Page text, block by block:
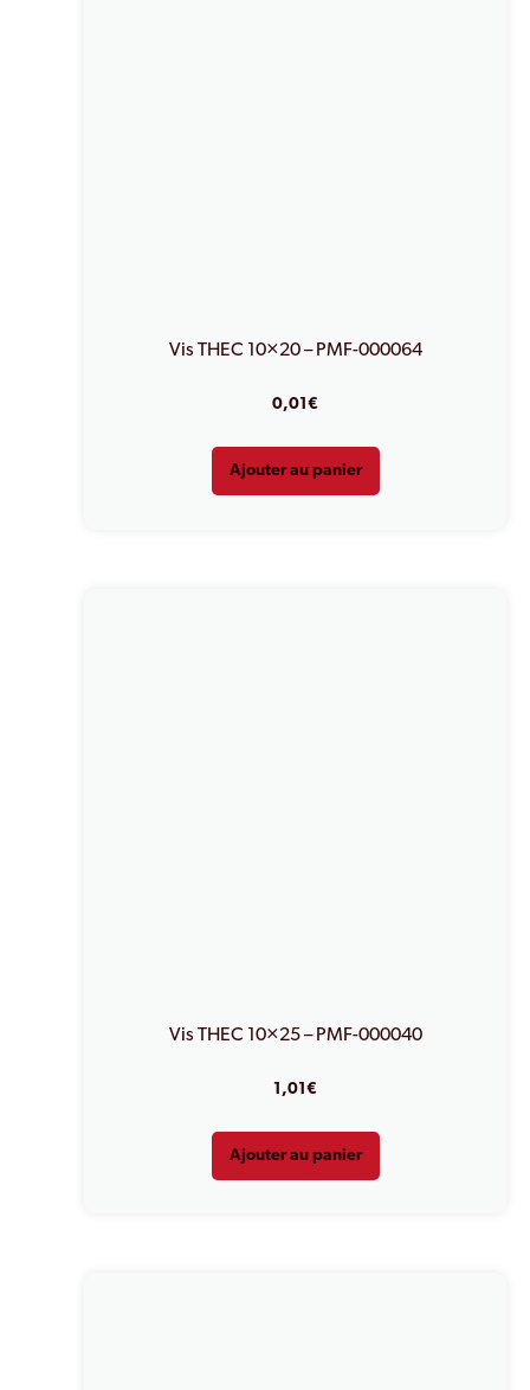
Vis THEC 10×20 – PMF-000064
0,01€
Ajouter au panier
Vis THEC 10×25 – PMF-000040
1,01€
Ajouter au panier